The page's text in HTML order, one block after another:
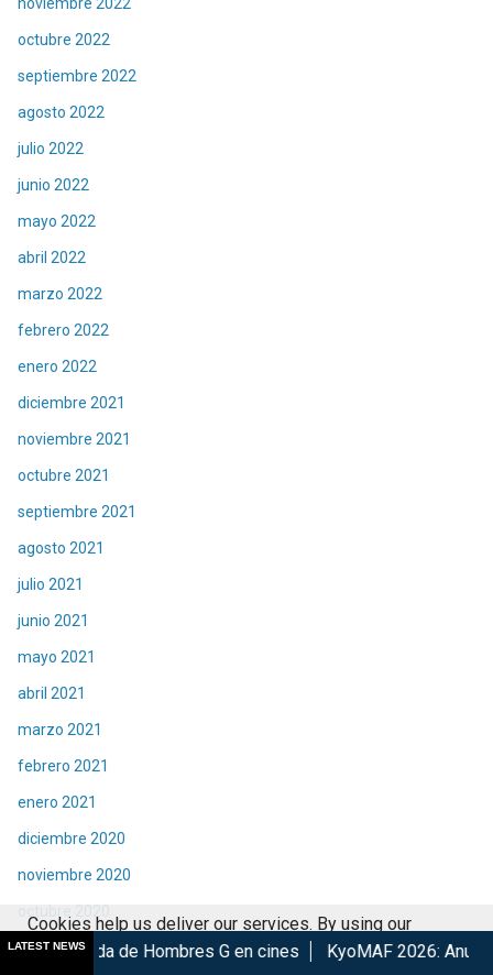
octubre 2022
septiembre 2022
agosto 2022
julio 2022
junio 2022
mayo 2022
abril 2022
marzo 2022
febrero 2022
enero 2022
diciembre 2021
noviembre 2021
octubre 2021
septiembre 2021
agosto 2021
julio 2021
junio 2021
mayo 2021
abril 2021
marzo 2021
febrero 2021
enero 2021
diciembre 2020
noviembre 2020
octubre 2020
septiembre 2020
LATEST NEWS
Hombres G en cines KyoMAF 2026: Anuncian
Cookies help us deliver our services. By using our
services, you agree to our use of cookies.
Got it